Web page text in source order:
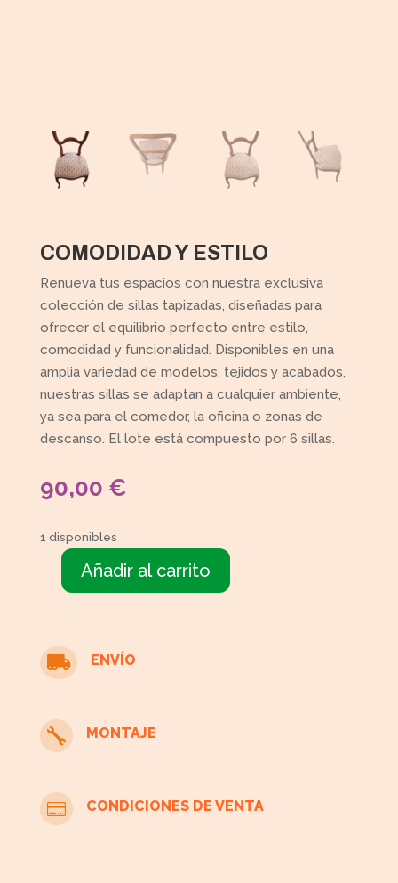
COMODIDAD Y ESTILO
Renueva tus espacios con nuestra exclusiva
colección de sillas tapizadas, diseñadas para
ofrecer el equilibrio perfecto entre estilo,
comodidad y funcionalidad. Disponibles en una
amplia variedad de modelos, tejidos y acabados,
nuestras sillas se adaptan a cualquier ambiente,
ya sea para el comedor, la oficina o zonas de
descanso. El lote está compuesto por 6 sillas.
90,00 €
1 disponibles
estampado
cantidad
Añadir al carrito
 ENVÍO
 MONTAJE
 CONDICIONES DE VENTA